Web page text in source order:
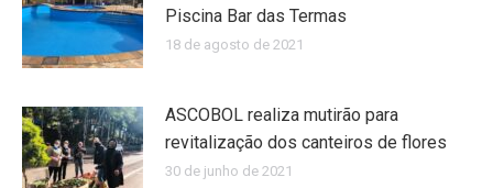
Piscina Bar das Termas
18 de agosto de 2021
ASCOBOL realiza mutirão para
revitalização dos canteiros de flores
30 de junho de 2021